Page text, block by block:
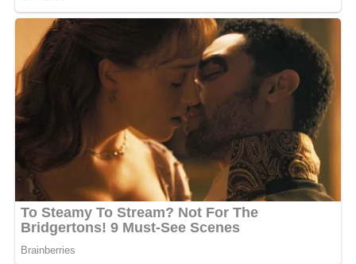
simplement annulé par les organisateurs locaux sous la
pression populaire.
Au-delà du cas spécifique du Gabon, cet épisode met en
lumière la fragilité de l’image des célébrités ivoiriennes
face à la rapidité de propagation des bad buzz sur le
continent. Alors que la musique urbaine ivoirienne
s’exporte de mieux en mieux, cette affaire de mœurs
illustre les risques accrus que font peser les polémiques
personnelles sur les agendas professionnels. Himra se
trouve désormais à un tournant critique : celui de devoir
redorer son blason tout en évitant que cette
stigmatisation ne devienne un frein durable à son
rayonnement sur la scène musicale africaine.